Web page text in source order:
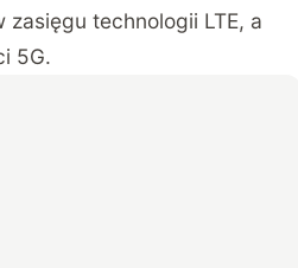
zasięgu technologii LTE, a
5G.